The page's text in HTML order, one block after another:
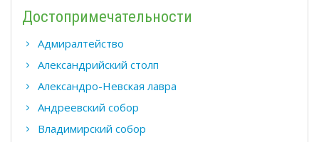
Достопримечательности
Адмиралтейство
Александрийский столп
Александро-Невская лавра
Андреевский собор
Владимирский собор